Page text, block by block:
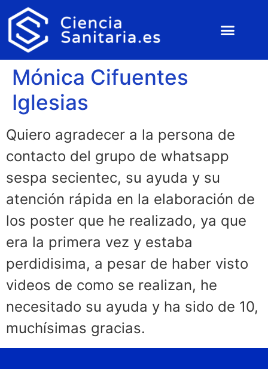
Mónica Cifuentes
Iglesias
Quiero agradecer a la persona de
contacto del grupo de whatsapp
sespa secientec, su ayuda y su
atención rápida en la elaboración de
los poster que he realizado, ya que
era la primera vez y estaba
perdidisima, a pesar de haber visto
videos de como se realizan, he
necesitado su ayuda y ha sido de 10,
muchísimas gracias.